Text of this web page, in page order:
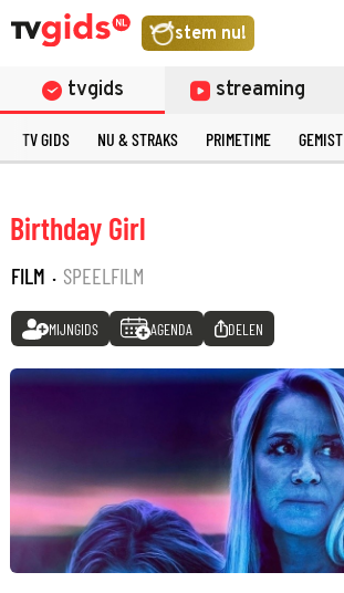
stem nu!
tvgids streaming
TV GIDS NU & STRAKS PRIMETIME GEMIST
Birthday Girl
FILM · SPEELFILM
MIJNGIDS AGENDA DELEN